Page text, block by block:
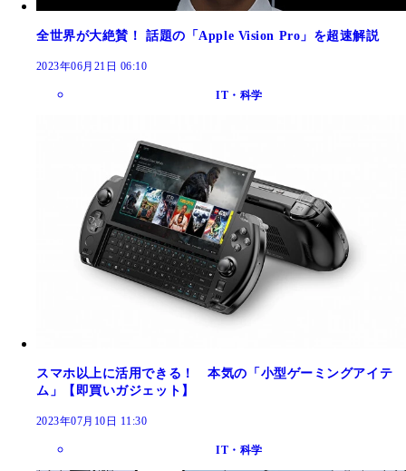
全世界が大絶賛！ 話題の「Apple Vision Pro」を超速解説
2023年06月21日 06:10
IT・科学
スマホ以上に活用できる！ 本気の「小型ゲーミングアイテ
ム」【即買いガジェット】
2023年07月10日 11:30
IT・科学